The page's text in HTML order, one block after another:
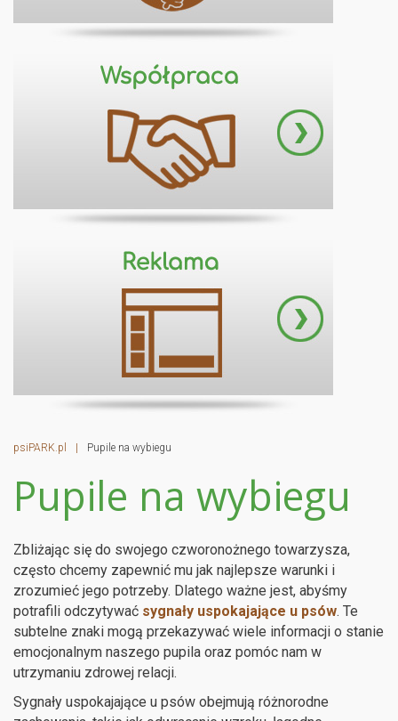
psiPARK.pl | Pupile na wybiegu
Pupile na wybiegu
Zbliżając się do swojego czworonożnego towarzysza,
często chcemy zapewnić mu jak najlepsze warunki i
zrozumieć jego potrzeby. Dlatego ważne jest, abyśmy
potrafili odczytywać sygnały uspokajające u psów. Te
subtelne znaki mogą przekazywać wiele informacji o stanie
emocjonalnym naszego pupila oraz pomóc nam w
utrzymaniu zdrowej relacji.
Sygnały uspokajające u psów obejmują różnorodne